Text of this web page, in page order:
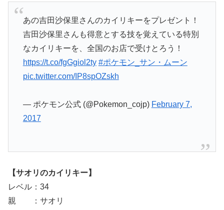
あの吉田沙保里さんのカイリキーをプレゼント！
吉田沙保里さんも得意とする技を覚えている特別
なカイリキーを、全国のお店で受けとろう！
https://t.co/fgGgiol2ty #ポケモン_サン・ムーン
pic.twitter.com/IP8spOZskh
— ポケモン公式 (@Pokemon_cojp) February 7,
2017
【サオリのカイリキー】
レベル：34
親 ：サオリ